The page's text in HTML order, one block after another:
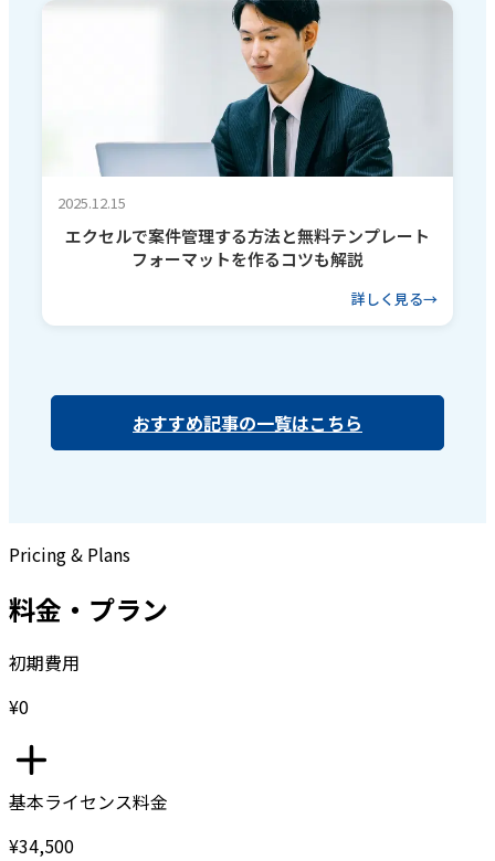
2025.12.15
エクセルで案件管理する方法と無料テンプレート
フォーマットを作るコツも解説
詳しく見る
おすすめ記事の一覧はこちら
Pricing & Plans
料金・プラン
初期費用
¥0
基本ライセンス料金
¥34,500